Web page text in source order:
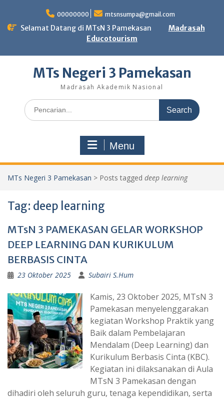
content
00000000 mtsnsumpa@gmail.com
Selamat Datang di MTsN 3 Pamekasan
Madrasah
Educotourism
MTs Negeri 3 Pamekasan
Madrasah Akademik Nasional
Search
for:
Menu
MTs Negeri 3 Pamekasan > Posts tagged deep learning
Tag: deep learning
MTsN 3 PAMEKASAN GELAR WORKSHOP
DEEP LEARNING DAN KURIKULUM
BERBASIS CINTA
23 Oktober 2025 Subairi S.Hum
Kamis, 23 Oktober 2025, MTsN 3
Pamekasan menyelenggarakan
kegiatan Workshop Praktik yang
Baik dalam Pembelajaran
Mendalam (Deep Learning) dan
Kurikulum Berbasis Cinta (KBC).
Kegiatan ini dilaksanakan di Aula
MTsN 3 Pamekasan dengan
dihadiri oleh seluruh guru, tenaga kependidikan, serta